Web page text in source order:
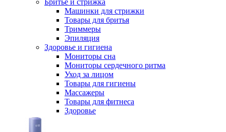
Бритьё и стрижка
Машинки для стрижки
Товары для бритья
Триммеры
Эпиляция
Здоровье и гигиена
Мониторы сна
Мониторы сердечного ритма
Уход за лицом
Товары для гигиены
Массажеры
Товары для фитнеса
Здоровье